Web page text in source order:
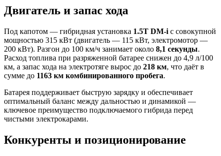
Двигатель и запас хода
Под капотом — гибридная установка 1.5T DM-i с совокупной
мощностью 315 кВт (двигатель — 115 кВт, электромотор —
200 кВт). Разгон до 100 км/ч занимает около 8,1 секунды.
Расход топлива при разряженной батарее снижен до 4,9 л/100
км, а запас хода на электротяге вырос до 218 км, что даёт в
сумме до 1163 км комбинированного пробега.
Батарея поддерживает быструю зарядку и обеспечивает
оптимальный баланс между дальностью и динамикой —
ключевое преимущество подключаемого гибрида перед
чистыми электрокарами.
Конкуренты и позиционирование